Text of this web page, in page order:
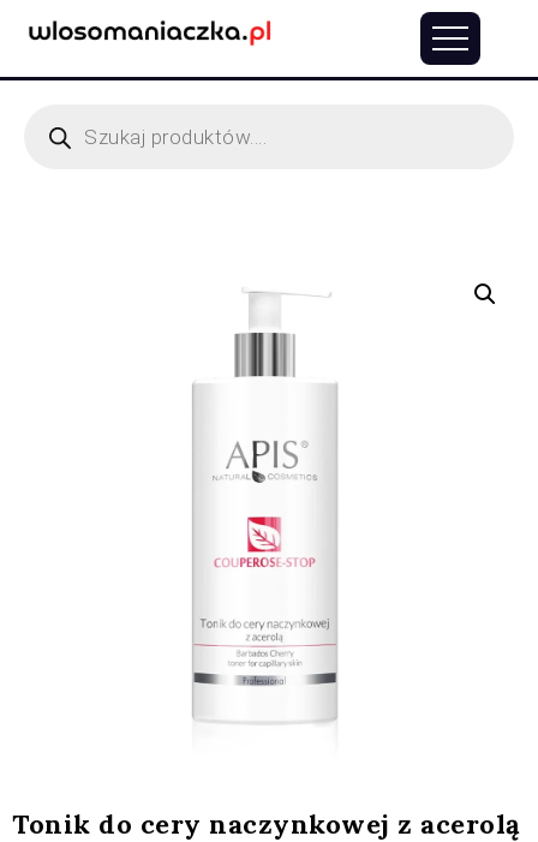
Tonik do cery naczynkowej z acerolą